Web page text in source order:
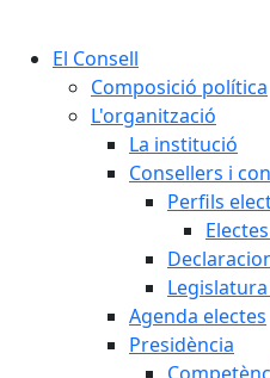
El Consell
Composició política
L'organització
La institució
Consellers i
Perfils
Agenda electes
Presidència